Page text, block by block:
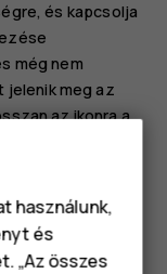
és kapcsolja
még nem
jelenik meg az
az ikonra a
A
és az
használunk,
és
„Az összes